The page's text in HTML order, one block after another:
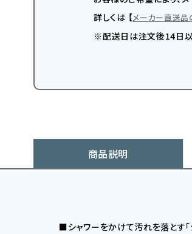
詳しくは 【メーカー直送品
※配送日は注文後14日
商品説明
■シャワーをかけて汚れを落とす「